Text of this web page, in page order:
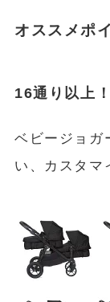
オススメポ
16通り以上
ベビージョガ
い、カスタマ